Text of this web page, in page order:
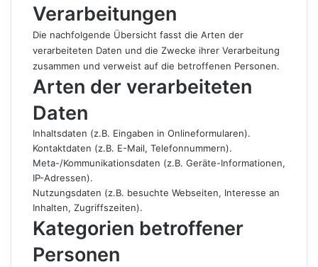
Verarbeitungen
Die nachfolgende Übersicht fasst die Arten der
verarbeiteten Daten und die Zwecke ihrer Verarbeitung
zusammen und verweist auf die betroffenen Personen.
Arten der verarbeiteten
Daten
Inhaltsdaten (z.B. Eingaben in Onlineformularen).
Kontaktdaten (z.B. E-Mail, Telefonnummern).
Meta-/Kommunikationsdaten (z.B. Geräte-Informationen,
IP-Adressen).
Nutzungsdaten (z.B. besuchte Webseiten, Interesse an
Inhalten, Zugriffszeiten).
Kategorien betroffener
Personen